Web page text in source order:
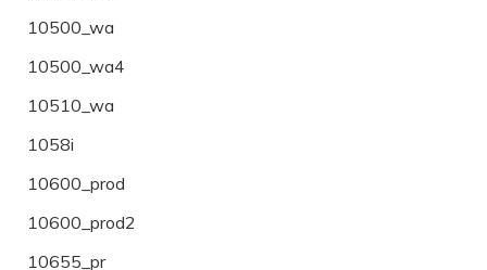
10500_wa
10500_wa4
10510_wa
1058i
10600_prod
10600_prod2
10655_pr